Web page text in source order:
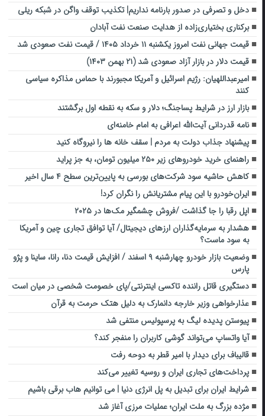
دخل و تصرفی در صدور بارنامه نداریم| تکذیب توقف واگن در شبکه ریلی
برکناری بختیاری‌زاده از هدایت صنعت نفت آبادان
قیمت جهانی نفت امروز یکشنبه ۱۱ خرداد ۱۴۰۵ / قیمت نفت صعودی شد
قیمت دلار در بازار آزاد صعودی شد (۲۱ بهمن ۱۴۰۳)
امیرعبداللهیان: رژیم اسرائیل و آمریکا مجبورند با حماس مذاکره سیاسی
کنند
بازار ارز در شرایط پساجنگ؛ دلار و سکه به نقطه اول برگشتند
نامه قدردانی آیت‌الله اعرافی به امام خامنه‌ای
پیشنهاد جذاب دولت به مردم | سقف خانه‌ ها را نیروگاه کنید
راهنمای خرید خودروهای زیر ۲۵۰ میلیون تومان، به جز پراید
کاهش حاشیه سود شرکت‌های بورسی به پایین‌ترین سطح ۴ سال اخیر
ایران‌خودرو با این پیام مشتریانش را نگران کرد!
اپل رقبا را جا گذاشت /فروش چشمگیر مک‌ها در ۲۰۲۵
هشدار به سرمایه‌گذاران ارزهای دیجیتال/ آیا توافق تجاری چین و آمریکا
به سود ماست؟
وضعیت بازار خودرو چهارشنبه ۹ اسفند / افزایش قیمت دنا، رانا، ساینا و پژو
پارس
دستگیری قاتل راننده تاکسی اینترنتی/پای خصومت شخصی در میان است
عذارخواهی وزیر خارجه دانمارک به دلیل هتک حرمت به قرآن
پیوستن پدیده لیگ به پرسپولیس منتفی شد
آیا واتساپ می‌تواند گوشی کاربران را منفجر کند؟
قالیباف برای دیدار با امیر قطر به دوحه رفت
پرداخت‌های تجاری ایران و روسیه تغییر می‌کند
شرایط ایران برای تبدیل به پل انرژی دنیا | می توانیم هاب برقی باشیم
مژده بزرگ به ملت ایران؛ عملیات مرزی آغاز شد